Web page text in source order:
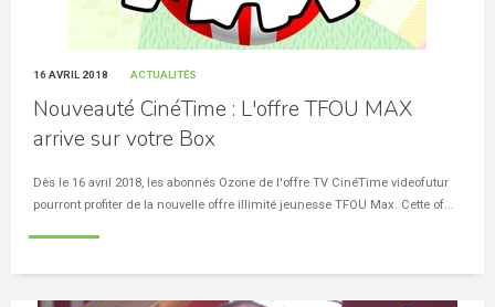
16 AVRIL 2018 ACTUALITÉS
Nouveauté CinéTime : L'offre TFOU MAX
arrive sur votre Box
Dès le 16 avril 2018, les abonnés Ozone de l'offre TV CinéTime videofutur
pourront profiter de la nouvelle offre illimité jeunesse TFOU Max. Cette of...